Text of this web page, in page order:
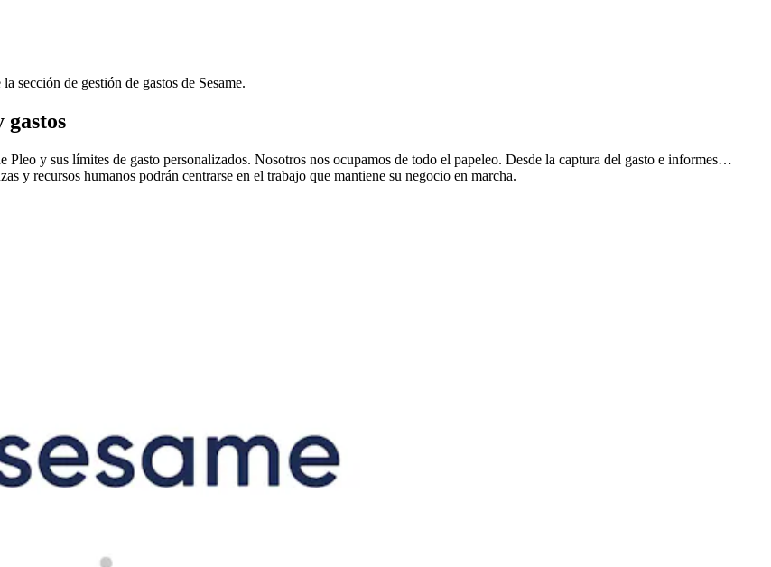
sección de gestión de gastos de Sesame.
gastos
Pleo y sus límites de gasto personalizados. Nosotros nos ocupamos de todo el papeleo. Desde la captura del gasto e informes…
y recursos humanos podrán centrarse en el trabajo que mantiene su negocio en marcha.